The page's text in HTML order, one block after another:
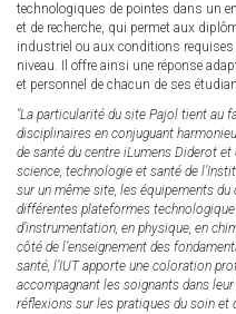
technologiques de pointes dans un
et de recherche, qui permet aux
industriel ou aux conditions
niveau. Il offre ainsi une réponse
et personnel de chacun de ses
"La particularité du site Pajol tient au
disciplinaires en conjuguant
de santé du centre iLumens Diderot et
science, technologie et santé de
sur un même site, les équipements
différentes plateformes
d’instrumentation, en physique, en
côté de l’enseignement des
santé, l’IUT apporte une coloration
accompagnant les soignants dans
réflexions sur les pratiques du soin et